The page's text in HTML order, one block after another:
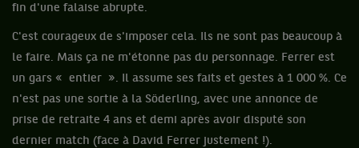
fin d'une falaise abrupte.
C'est courageux de s'imposer cela. Ils ne sont pas beaucoup à
le faire. Mais ça ne m'étonne pas du personnage. Ferrer est
un gars « entier ». Il assume ses faits et gestes à 1 000 %. Ce
n'est pas une sortie à la Söderling, avec une annonce de
prise de retraite 4 ans et demi après avoir disputé son
dernier match (face à David Ferrer justement !).